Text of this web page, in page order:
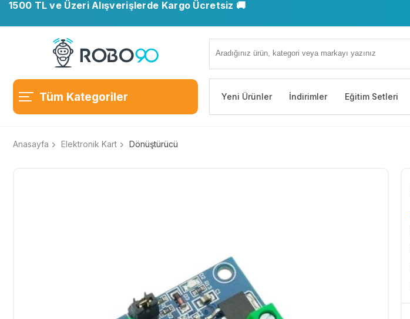
1500 TL ve Üzeri Alışverişlerde Kargo Ücretsiz 🚚
Tüm Kategoriler Yeni Ürünler İndirimler Eğitim Setleri
Anasayfa Elektronik Kart Dönüştürücü